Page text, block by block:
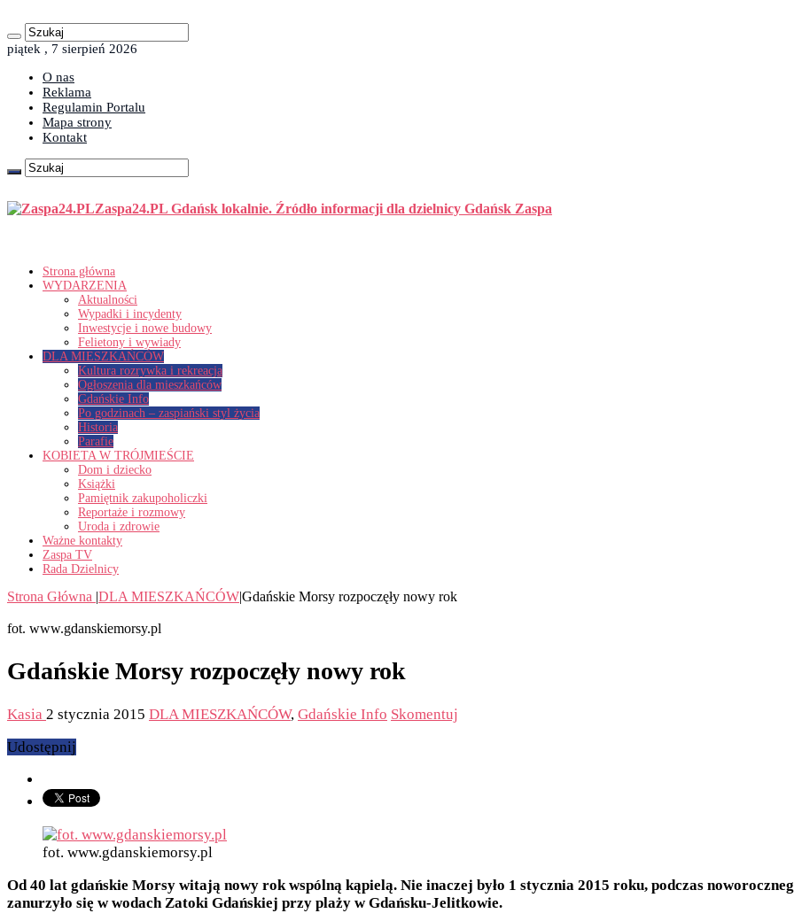
piątek , 7 sierpień 2026
O nas
Reklama
Regulamin Portalu
Mapa strony
Kontakt
Zaspa24.PL Gdańsk lokalnie. Źródło informacji dla dzielnicy Gdańsk Zaspa
Strona główna
WYDARZENIA
Aktualności
Wypadki i incydenty
Inwestycje i nowe budowy
Felietony i wywiady
DLA MIESZKAŃCÓW
Kultura rozrywka i rekreacja
Ogłoszenia dla mieszkańców
Gdańskie Info
Po godzinach – zaspiański styl życia
Historia
Parafie
KOBIETA W TRÓJMIEŚCIE
Dom i dziecko
Książki
Pamiętnik zakupoholiczki
Reportaże i rozmowy
Uroda i zdrowie
Ważne kontakty
Zaspa TV
Rada Dzielnicy
Strona Główna |DLA MIESZKAŃCÓW|Gdańskie Morsy rozpoczęły nowy rok
fot. www.gdanskiemorsy.pl
Gdańskie Morsy rozpoczęły nowy rok
Kasia 2 stycznia 2015 DLA MIESZKAŃCÓW, Gdańskie Info Skomentuj
Udostępnij
fot. www.gdanskiemorsy.pl
Od 40 lat gdańskie Morsy witają nowy rok wspólną kąpielą. Nie inaczej było 1 stycznia 2015 roku, podczas
zanurzyło się w wodach Zatoki Gdańskiej przy plaży w Gdańsku-Jelitkowie.